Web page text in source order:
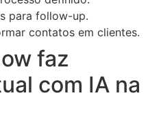
para follow-up.
contatos em clientes.
faz
com IA na